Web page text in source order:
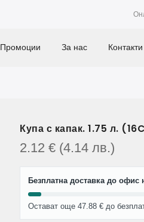
Промоции За нас Контакти
Купа с капак. 1.75 л.
2.12 € (4.14 лв.)
Безплатна доставка до офис
Остават още 47.88 € до